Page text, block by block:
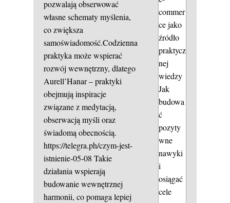
pozwalają obserwować
własne schematy myślenia,
co zwiększa
samoświadomość.Codzienna
praktyka może wspierać
rozwój wewnętrzny, dlatego
Aurell’Hanar – praktyki
obejmują inspiracje
związane z medytacją,
obserwacją myśli oraz
świadomą obecnością.
https://telegra.ph/czym-jest-
istnienie-05-08 Takie
działania wspierają
budowanie wewnętrznej
harmonii, co pomaga lepiej
commer
ce jako
źródło
praktycz
nej
wiedzy
Jak
budowa
ć
pozyty
wne
nawyki
i
osiągać
cele